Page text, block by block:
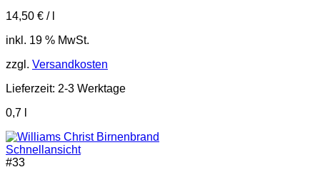
14,50 € /
inkl. 19 % MwSt.
zzgl. Versandkosten
Lieferzeit: 2-3 Werktage
0,7
Schnellansicht
#33